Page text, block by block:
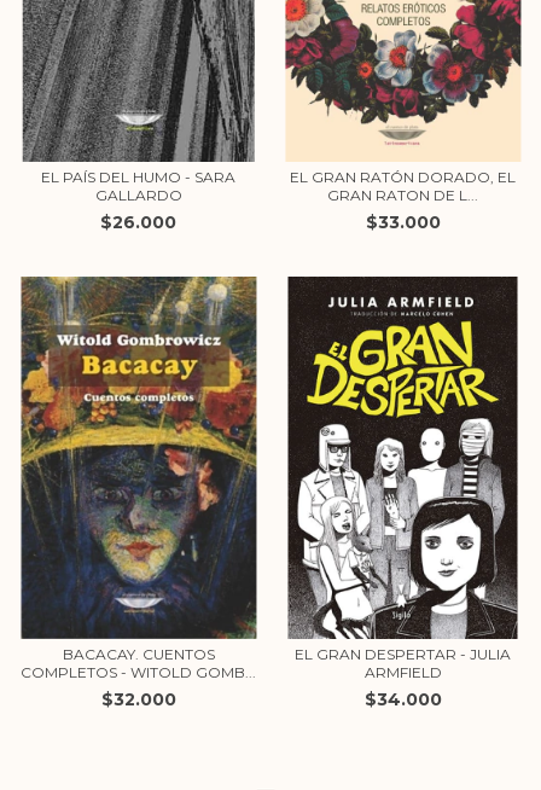
EL PAÍS DEL HUMO - SARA
GALLARDO
$26.000
EL GRAN RATÓN DORADO, EL
GRAN RATON DE L...
$33.000
BACACAY. CUENTOS
COMPLETOS - WITOLD GOMB...
$32.000
EL GRAN DESPERTAR - JULIA
ARMFIELD
$34.000